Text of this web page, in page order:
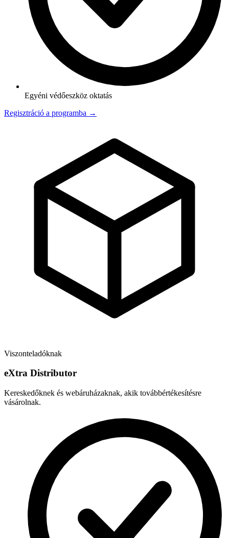
Egyéni védőeszköz oktatás
Regisztráció a programba →
Viszonteladóknak
eXtra Distributor
Kereskedőknek és webáruházaknak, akik továbbértékesítésre
vásárolnak.